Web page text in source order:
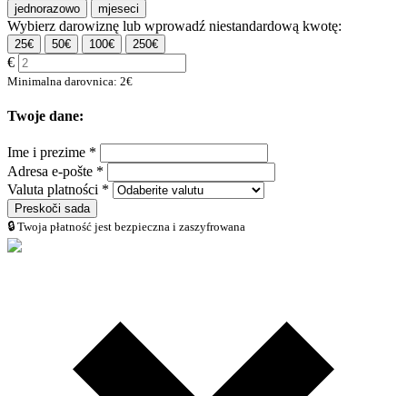
jednorazowo mjeseci
Wybierz darowiznę lub wprowadź niestandardową kwotę:
25€ 50€ 100€ 250€
€
Minimalna darovnica: 2€
Twoje dane:
Ime i prezime *
Adresa e-pošte *
Valuta platności *
Preskoči sada
🔒 Twoja płatność jest bezpieczna i zaszyfrowana